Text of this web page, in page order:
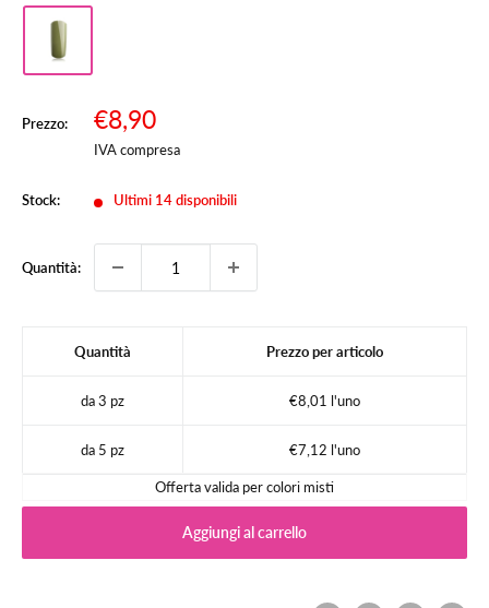
Prezzo:
Prezzo
scontato
€8,90
IVA compresa
Stock: Ultimi 14 disponibili
Quantità:
Quantità Prezzo per articolo
da 3 pz €8,01 l'uno
da 5 pz €7,12 l'uno
Offerta valida per colori misti
Aggiungi al carrello